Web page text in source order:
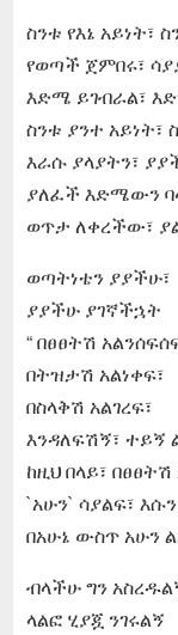
ስንቱ የእኔ አይነት፣
የወጣች ጀምበሩ፣
እድሜ ይገብራል፣
ስንቱ ያንተ አይነት፣
እራሱ ያላያትን፣
ያለፈች እድሜውን
ወጥታ ለቀረችው፣
ወጣትነቴን ያያችሁ፣
ያያችሁ ያገኛችኋት
“ በፀፀትሽ
በትዝታሽ አልነቀፍ፣
በስላቅሽ አልገረፍ፣
እንዳለፍሽኝ፣ ተይኝ
ከዚህ በላይ፣ በፀፀትሽ
`አሁን` ሳያልፍ፣
በአሁኔ ውስጥ አሁን
ብላችሁ ግን
ላልፎ ሂያጇ ንገሩልኝ